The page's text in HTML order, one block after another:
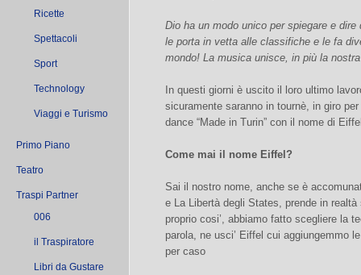
Ricette
Spettacoli
Sport
Technology
Viaggi e Turismo
Primo Piano
Teatro
Traspi Partner
006
il Traspiratore
Libri da Gustare
Dio ha un modo unico per spiegare e
le porta in vetta alle classifiche e le fa
mondo! La musica unisce, in più la
In questi giorni è uscito il loro ultimo
sicuramente saranno in tournè, in giro
dance “Made in Turin” con il nome di
Come mai il nome Eiffel?
Sai il nostro nome, anche se è
e La Libertà degli States, prende in
proprio cosi’, abbiamo fatto scegliere la
parola, ne usci’ Eiffel cui aggiungemmo
per caso